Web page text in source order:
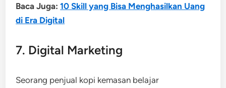
Baca Juga:10 Skill yang Bisa Menghasilkan Uang
di Era Digital
7. Digital Marketing
Seorang penjual kopi kemasan belajar